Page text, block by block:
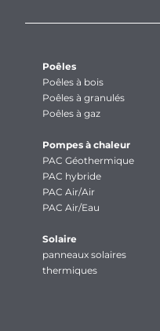
Poêles
Poêles à bois
Poêles à granulés
Poêles à gaz
Pompes à chaleur
PAC Géothermique
PAC hybride
PAC Air/Air
PAC Air/Eau
Solaire
panneaux solaires
thermiques